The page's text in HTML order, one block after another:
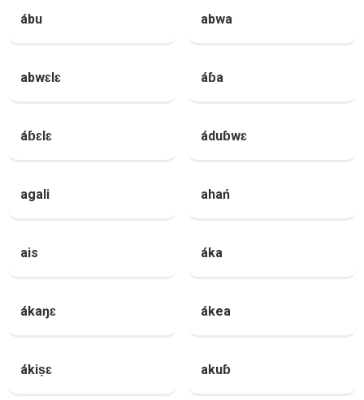
ábu abwa
abwɛlɛ áɓa
áɓɛlɛ áduɓwɛ
agali ahań
ais áka
ákaŋɛ ákea
ákiṣɛ akuɓ